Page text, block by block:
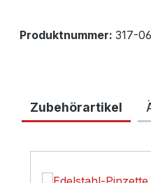
Produktnummer: 317-06
Zubehörartikel